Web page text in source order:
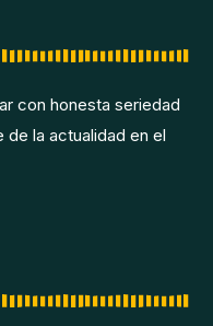
con honesta seriedad
la actualidad en el